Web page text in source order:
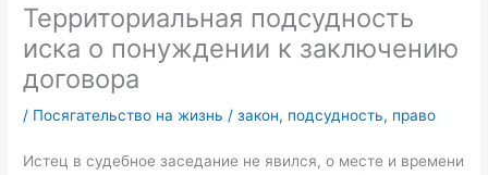
Территориальная подсудность
иска о понуждении к заключению
договора
/ Посягательство на жизнь /закон, подсудность, право
Истец в судебное заседание не явился, о месте и времени